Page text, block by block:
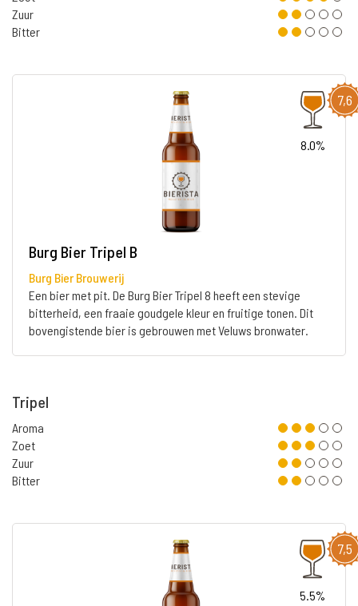
Zuur
Bitter
7,6
8.0%
Burg Bier Tripel B
Burg Bier Brouwerij
Een bier met pit. De Burg Bier Tripel 8 heeft een stevige
bitterheid, een fraaie goudgele kleur en fruitige tonen. Dit
bovengistende bier is gebrouwen met Veluws bronwater.
Tripel
Aroma
Zoet
Zuur
Bitter
7,5
5.5%